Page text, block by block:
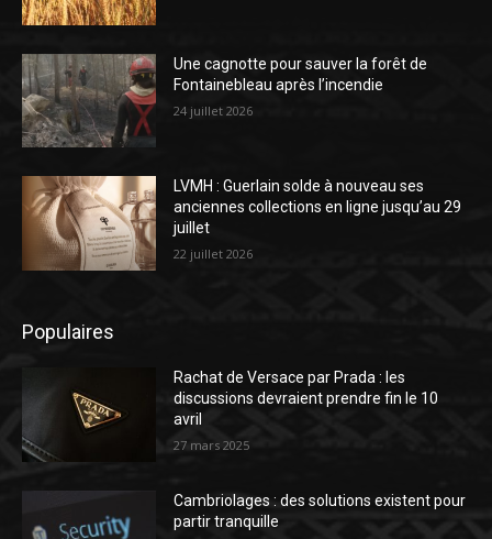
Une cagnotte pour sauver la forêt de
Fontainebleau après l’incendie
24 juillet 2026
LVMH : Guerlain solde à nouveau ses
anciennes collections en ligne jusqu’au 29
juillet
22 juillet 2026
Populaires
Rachat de Versace par Prada : les
discussions devraient prendre fin le 10
avril
27 mars 2025
Cambriolages : des solutions existent pour
partir tranquille